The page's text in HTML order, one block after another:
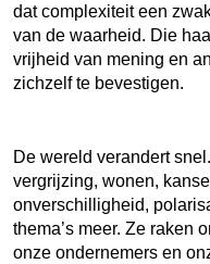
dat complexiteit een
van de waarheid. Die
vrijheid van mening en
zichzelf te bevestigen.
De wereld verandert
vergrijzing, wonen,
onverschilligheid,
thema’s meer. Ze raken
onze ondernemers en